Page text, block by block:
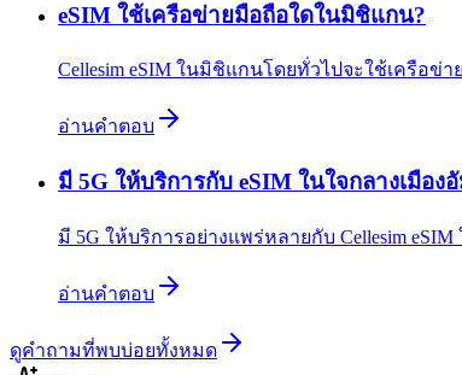
eSIM ใช้เครือข่ายมือถือใดในมิชิแกน?
Cellesim eSIM ในมิชิแกนโดยทั่วไปจะใช้เครือ
อ่านคำตอบ
มี 5G ให้บริการกับ eSIM ในใจกลางเมือง
มี 5G ให้บริการอย่างแพร่หลายกับ Cellesim
อ่านคำตอบ
ดูคำถามที่พบบ่อยทั้งหมด